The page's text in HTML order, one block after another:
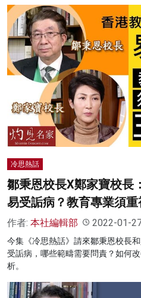
冷思熱話
鄒秉恩校長X鄭家寶校長
易受詬病？教育專業須
作者: 本社編輯部 2022-01-
今集《冷思熱話》請來鄒秉恩校長
受詬病，哪些範疇需要問責？如何
析。